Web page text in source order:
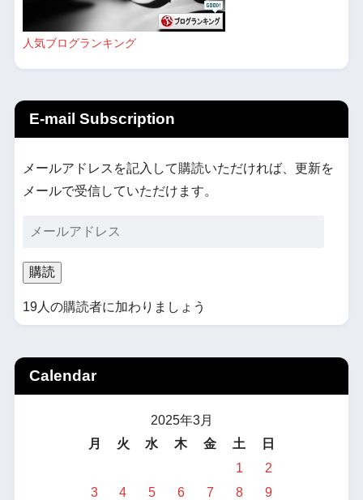
人気ブログランキング
E-mail Subscription
メールアドレスを記入して購読いただければ、更新を
メールで受信していただけます。
購読
19人の購読者に加わりましょう
Calendar
2025年3月
月
火 水 木 金 土
日
1
2
3
4 5 6 7 8
9